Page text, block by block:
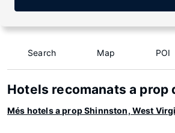
Search Map POI
Hotels recomanats a
Més hotels a prop Shinnston, West